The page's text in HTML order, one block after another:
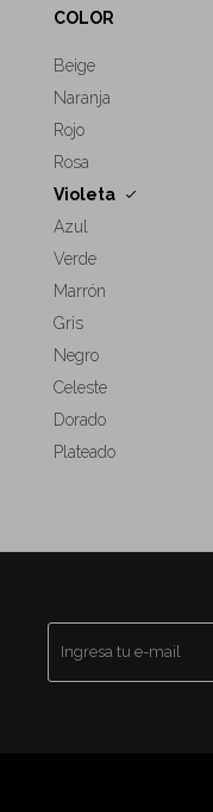
COLOR
Beige
Naranja
Rojo
Rosa
Violeta
Azul
Verde
Marrón
Gris
Negro
Celeste
Dorado
Plateado